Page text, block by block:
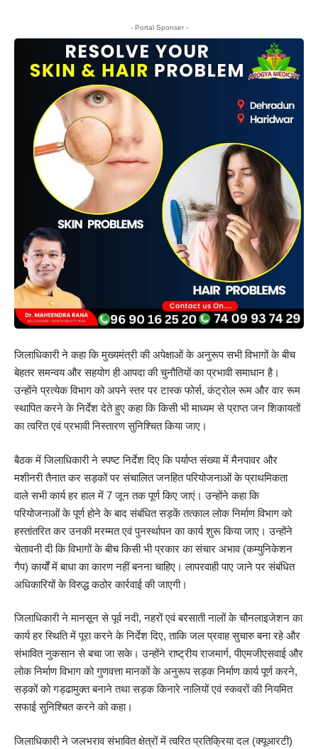
- Portal Sponser -
जिलाधिकारी ने कहा कि मुख्यमंत्री की अपेक्षाओं के अनुरूप सभी विभागों के बीच
बेहतर समन्वय और सहयोग ही आपदा की चुनौतियों का प्रभावी समाधान है।
उन्होंने प्रत्येक विभाग को अपने स्तर पर टास्क फोर्स, कंट्रोल रूम और वार रूम
स्थापित करने के निर्देश देते हुए कहा कि किसी भी माध्यम से प्राप्त जन शिकायतों
का त्वरित एवं प्रभावी निस्तारण सुनिश्चित किया जाए।
बैठक में जिलाधिकारी ने स्पष्ट निर्देश दिए कि पर्याप्त संख्या में मैनपावर और
मशीनरी तैनात कर सड़कों पर संचालित जनहित परियोजनाओं के प्राथमिकता
वाले सभी कार्य हर हाल में 7 जून तक पूर्ण किए जाएं। उन्होंने कहा कि
परियोजनाओं के पूर्ण होने के बाद संबंधित सड़कें तत्काल लोक निर्माण विभाग को
हस्तांतरित कर उनकी मरम्मत एवं पुनर्स्थापन का कार्य शुरू किया जाए। उन्होंने
चेतावनी दी कि विभागों के बीच किसी भी प्रकार का संचार अभाव (कम्युनिकेशन
गैप) कार्यों में बाधा का कारण नहीं बनना चाहिए। लापरवाही पाए जाने पर संबंधित
अधिकारियों के विरुद्ध कठोर कार्रवाई की जाएगी।
जिलाधिकारी ने मानसून से पूर्व नदी, नहरों एवं बरसाती नालों के चौनलाइजेशन का
कार्य हर स्थिति में पूरा करने के निर्देश दिए, ताकि जल प्रवाह सुचारु बना रहे और
संभावित नुकसान से बचा जा सके। उन्होंने राष्ट्रीय राजमार्ग, पीएमजीएसवाई और
लोक निर्माण विभाग को गुणवत्ता मानकों के अनुरूप सड़क निर्माण कार्य पूर्ण करने,
सड़कों को गड्ढामुक्त बनाने तथा सड़क किनारे नालियों एवं स्कवरों की नियमित
सफाई सुनिश्चित करने को कहा।
जिलाधिकारी ने जलभराव संभावित क्षेत्रों में त्वरित प्रतिक्रिया दल (क्यूआरटी)